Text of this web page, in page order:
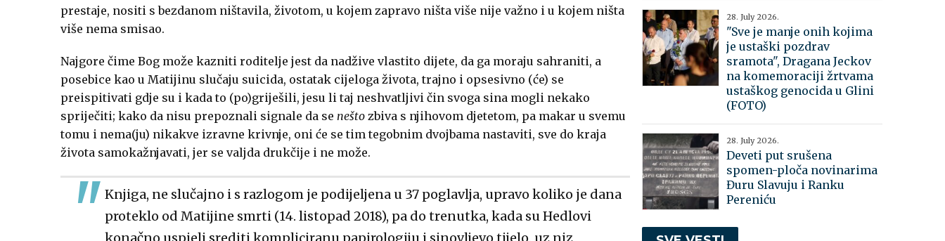
prestaje, nositi s bezdanom ništavila, životom, u kojem zapravo ništa više nije važno i u kojem ništa
više nema smisao.
Najgore čime Bog može kazniti roditelje jest da nadžive vlastito dijete, da ga moraju sahraniti, a
posebice kao u Matijinu slučaju suicida, ostatak cijeloga života, trajno i opsesivno (će) se
preispitivati gdje su i kada to (po)griješili, jesu li taj neshvatljivi čin svoga sina mogli nekako
spriječiti; kako da nisu prepoznali signale da se nešto zbiva s njihovom djetetom, pa makar u svemu
tomu i nema(ju) nikakve izravne krivnje, oni će se tim tegobnim dvojbama nastaviti, sve do kraja
života samokažnjavati, jer se valjda drukčije i ne može.
Knjiga, ne slučajno i s razlogom je podijeljena u 37 poglavlja, upravo koliko je dana
proteklo od Matijine smrti (14. listopad 2018), pa do trenutka, kada su Hedlovi
28. July 2026.
"Sve je manje onih kojima
je ustaški pozdrav
sramota", Dragana Jeckov
na komemoraciji žrtvama
ustaškog genocida u Glini
(FOTO)
28. July 2026.
Deveti put srušena
spomen-ploča novinarima
Đuru Slavuju i Ranku
Pereniću